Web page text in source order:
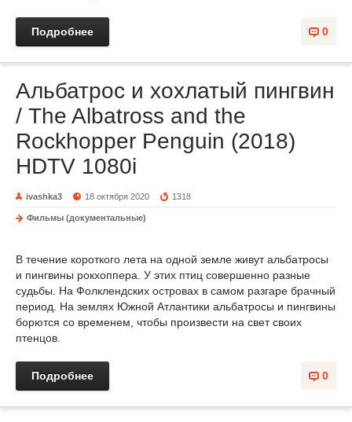
0
Подробнее
Альбатрос и хохлатый пингвин
/ The Albatross and the
Rockhopper Penguin (2018)
HDTV 1080i
ivashka3 18 октября 2020 1318
Фильмы (документальные)
В течение короткого лета на одной земле живут альбатросы
и пингвины рокхоппера. У этих птиц совершенно разные
судьбы. На Фолклендских островах в самом разгаре брачный
период. На землях Южной Атлантики альбатросы и пингвины
борются со временем, чтобы произвести на свет своих
птенцов.
0
Подробнее